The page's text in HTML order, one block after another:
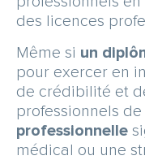
des licences
Même si un
pour exercer en
de crédibilité et
professionnels de
professionnelle
médical ou une